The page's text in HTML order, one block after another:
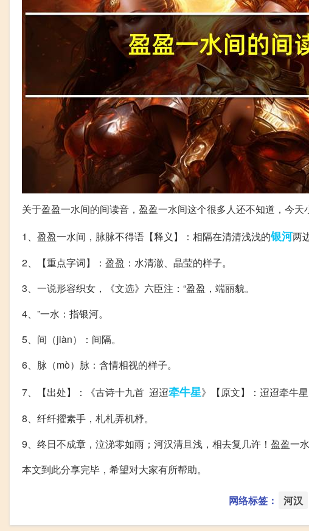
关于盈盈一水间的间读音，盈盈一水间这个很多人还不知道，今
1、盈盈一水间，脉脉不得语【释义】：相隔在清清浅浅的银河两
2、【重点字词】：盈盈：水清澈、晶莹的样子。
3、一说形容织女，《文选》六臣注：“盈盈，端丽貌。
4、”一水：指银河。
5、间（jiàn）：间隔。
6、脉（mò）脉：含情相视的样子。
7、【出处】：《古诗十九首 迢迢牵牛星》【原文】：迢迢牵牛
8、纤纤擢素手，札札弄机杼。
9、终日不成章，泣涕零如雨；河汉清且浅，相去复几许！盈盈一水
本文到此分享完毕，希望对大家有所帮助。
网络标签： 河汉